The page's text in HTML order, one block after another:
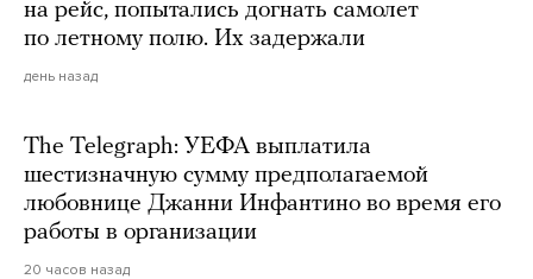
на рейс, попытались догнать самолет
по летному полю. Их задержали
день назад
The Telegraph: УЕФА выплатила
шестизначную сумму предполагаемой
любовнице Джанни Инфантино во время его
работы в организации
20 часов назад